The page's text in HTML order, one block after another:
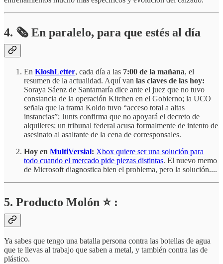
4. 🗞️ En paralelo, para que estés al día
En KloshLetter, cada día a las 7:00 de la mañana, el
resumen de la actualidad. Aquí van las claves de las hoy:
Soraya Sáenz de Santamaría dice ante el juez que no tuvo
constancia de la operación Kitchen en el Gobierno; la UCO
señala que la trama Koldo tuvo “acceso total a altas
instancias”; Junts confirma que no apoyará el decreto de
alquileres; un tribunal federal acusa formalmente de intento de
asesinato al asaltante de la cena de corresponsales.
Hoy en MultiVersial: Xbox quiere ser una solución para
todo cuando el mercado pide piezas distintas. El nuevo memo
de Microsoft diagnostica bien el problema, pero la solución....
5. Producto Molón ⭐ :
Ya sabes que tengo una batalla persona contra las botellas de agua
que te llevas al trabajo que saben a metal, y también contra las de
plástico.